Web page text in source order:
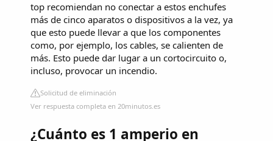
top recomiendan no conectar a estos enchufes
más de cinco aparatos o dispositivos a la vez, ya
que esto puede llevar a que los componentes
como, por ejemplo, los cables, se calienten de
más. Esto puede dar lugar a un cortocircuito o,
incluso, provocar un incendio.
Solicitud de eliminación
Ver respuesta completa en 20minutos.es
¿Cuánto es 1 amperio en